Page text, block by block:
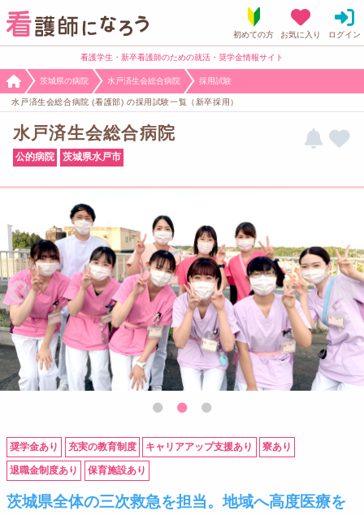
看護学生・新卒看護師のための就活・奨学金情報サイト
茨城県の病院 水戸済生会総合病院 採用試験
水戸済生会総合病院 (看護部) の採用試験一覧（新卒採用）
水戸済生会総合病院
公的病院 茨城県水戸市
奨学金あり 充実の教育制度 キャリアアップ支援あり 寮あり
退職金制度あり 保育施設あり
茨城県全体の三次救急を担当。地域へ高度医療を